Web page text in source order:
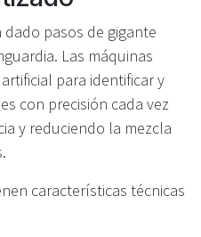
pasos de gigante
Las máquinas
para identificar y
con precisión cada vez
y reduciendo la mezcla
características técnicas